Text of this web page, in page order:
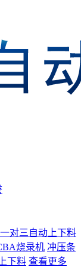
对三自动上下料
烧录机 冲压条
下料 查看更多